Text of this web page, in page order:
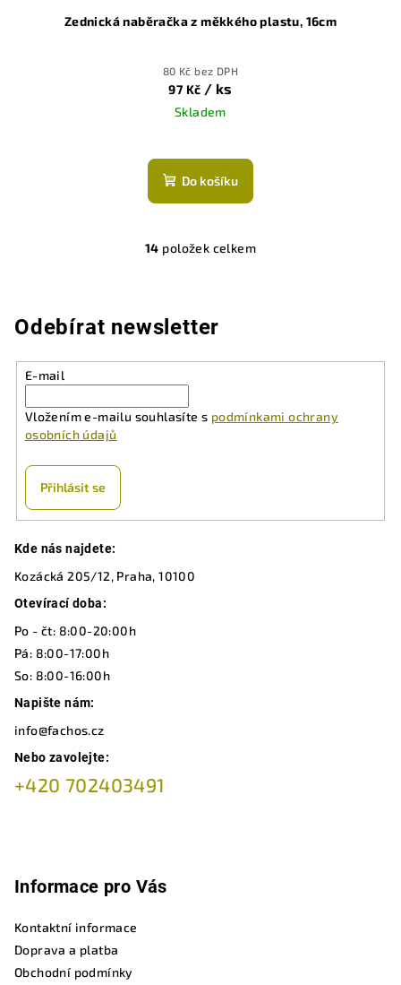
Zednická naběračka z měkkého plastu, 16cm
80 Kč bez DPH
97 Kč / ks
Skladem
Do košíku
O
á
d
a
p
v
14 položek celkem
Odebírat newsletter
E-mail
Vložením e-mailu souhlasíte s podmínkami ochrany
osobních údajů
Přihlásit se
Kde nás najdete:
Kozácká 205/12, Praha, 10100
Otevírací doba:
Po - čt: 8:00-20:00h
Pá: 8:00-17:00h
So: 8:00-16:00h
Napište nám:
info@fachos.cz
Nebo zavolejte:
+420 702403491
Informace pro Vás
Kontaktní informace
Doprava a platba
Obchodní podmínky